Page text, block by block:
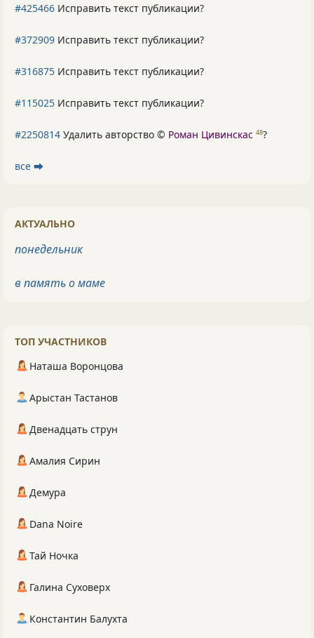
#425466 Исправить текст публикации?
#372909 Исправить текст публикации?
#316875 Исправить текст публикации?
#115025 Исправить текст публикации?
#2250814 Удалить авторство © Роман Цивинскас 48?
все ⮕
АКТУАЛЬНО
понедельник
в память о маме
ТОП УЧАСТНИКОВ
Наташа Воронцова
Арыстан Тастанов
Двенадцать струн
Амалия Сирин
Демура
Dana Noire
Тай Ночка
Галина Суховерх
Константин Балухта